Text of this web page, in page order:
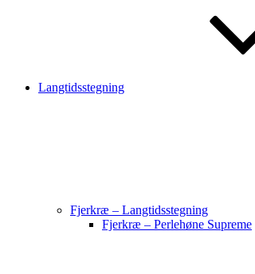
Langtidsstegning
Fjerkræ – Langtidsstegning
Fjerkræ – Perlehøne Supreme